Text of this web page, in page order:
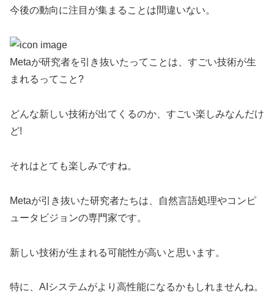
今後の動向に注目が集まることは間違いない。
Metaが研究者を引き抜いたってことは、すごい技術が生
まれるってこと?
どんな新しい技術が出てくるのか、すごい楽しみなんだけ
ど!
それはとても楽しみですね。
Metaが引き抜いた研究者たちは、自然言語処理やコンピ
ュータビジョンの専門家です。
新しい技術が生まれる可能性が高いと思います。
特に、AIシステムがより高性能になるかもしれませんね。